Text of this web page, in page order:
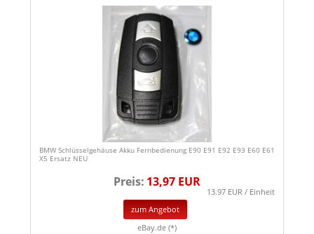
BMW Schlüsselgehäuse Akku Fernbedienung E90 E91 E92 E93 E60 E61
X5 Ersatz NEU
Preis: 13,97 EUR
13.97 EUR / Einheit
zum Angebot
eBay.de (*)